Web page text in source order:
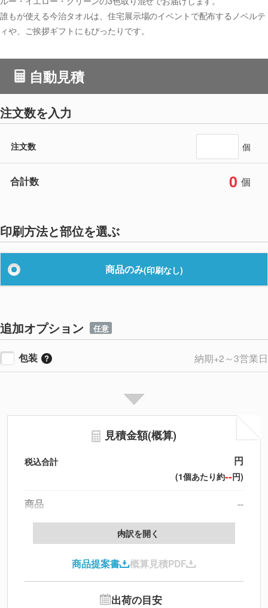
誰もが使える今治タオルは、住宅展示場のイベントで配布するノベルテ
ィや、ご挨拶ギフトにもぴったりです。
自動見積
注文数を入力
注文数 個
合計数 0 個
印刷方法と部位を選ぶ
商品のみ(印刷なし)
追加オプション 任意
包装 納期+2～3営業日
見積金額(概算)
税込合計 円
(1個あたり約--円)
商品
--
送料
※北海道・沖縄・離島 別途
追加オプション
税別合計
内訳を開く
商品提案書 概算見積PDF
出荷の目安